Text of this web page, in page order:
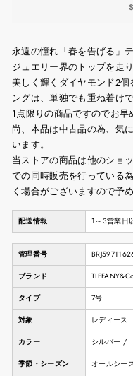
永遠の憧れ「春を告げる」
ジュエリー界のトップを走り
美しく輝くダイヤモンド2
ングは、単独でも重ね着けで
1点限りの商品ですのでお早
尚、本品は中古品の為、気
います。
当ストアの商品は他のショ
での同時販売を行っている
く場合がございますので予
配送情報 1～3営業日
管理番号
ブランド
タイプ 7号
対象 レディース
カラー シルバー /
季節・シーズン オールシー